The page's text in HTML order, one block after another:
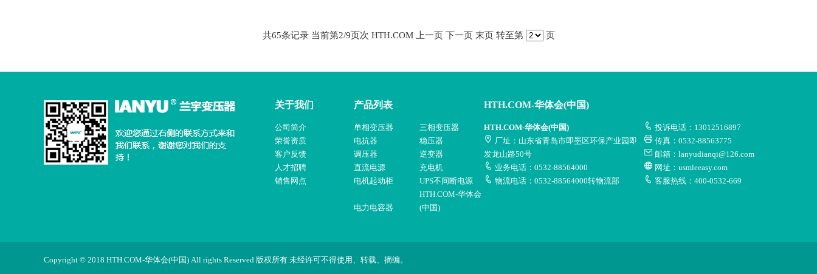
共65条记录 当前第2/9页次 HTH.COM 上一页 下一页 末页转至第 页
关于我们
公司简介
荣誉资质
客户反馈
人才招聘
销售网点
产品列表
单相变压器
三相变压器
电抗器
稳压器
调压器
逆变器
直流电源
充电机
电机起动柜
UPS不间断电源
电力电容器
HTH.COM-华体会
(中国)
HTH.COM-华体会(中国)
HTH.COM-华体会(中国)
厂址：山东省青岛市即墨区环保产业园即
发龙山路50号
业务电话：0532-88564000
物流电话：0532-88564000转物流部
投诉电话：13012516897
传真：0532-88563775
邮箱：lanyudianqi@126.com
网址：usmleeasy.com
客服热线：400-0532-669
Copyright © 2018 HTH.COM-华体会(中国) All rights Reserved 版权所有 未经许可不得使用、转载、摘编。